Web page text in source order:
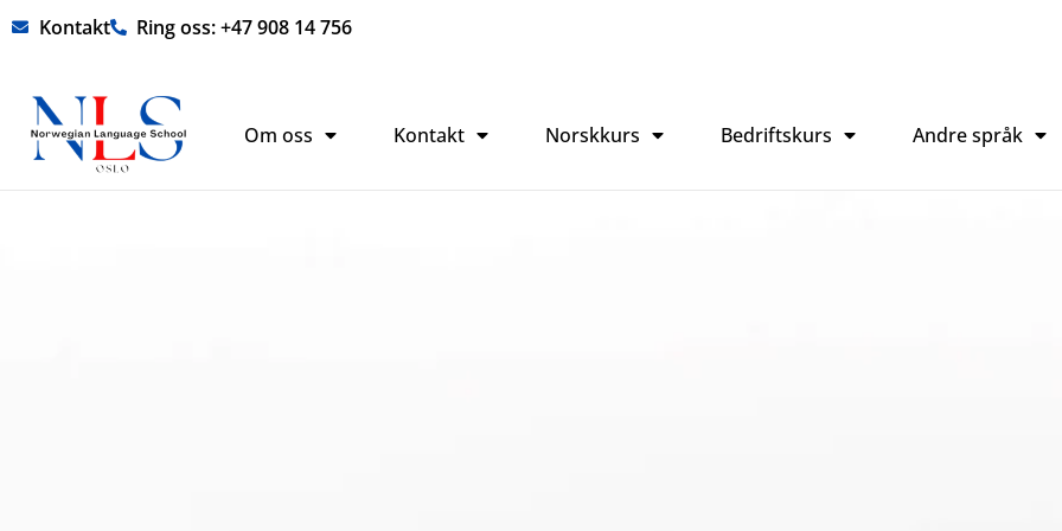
Hopp
innholdet
Kontakt Ring oss: +47 908 14 756
Om oss Kontakt Norskkurs Bedriftskurs Andre språk